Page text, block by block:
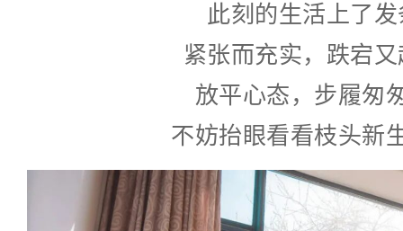
此刻的生活上了
紧张而充实，跌宕
放平心态，步履匆
不妨抬眼看看枝头新